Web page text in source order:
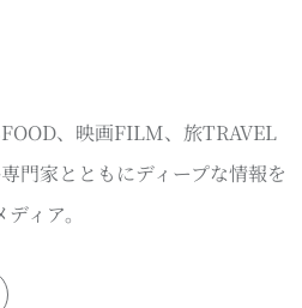
、映画FILM、旅TRAVEL
門家とともにディープな情報を
ィア。